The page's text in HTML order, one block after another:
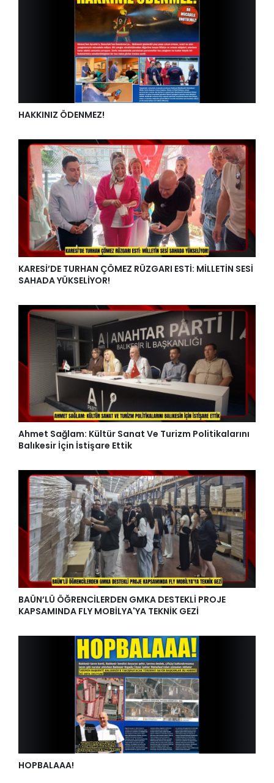
HAKKINIZ ÖDENMEZ!
KARESİ’DE TURHAN ÇÖMEZ RÜZGARI ESTİ: MİLLETİN SESİ
SAHADA YÜKSELİYOR!
Ahmet Sağlam: Kültür Sanat Ve Turizm Politikalarını
Balıkesir İçin İstişare Ettik
BAÜN’LÜ ÖĞRENCİLERDEN GMKA DESTEKLİ PROJE
KAPSAMINDA FLY MOBİLYA'YA TEKNİK GEZİ
HOPBALAAA!